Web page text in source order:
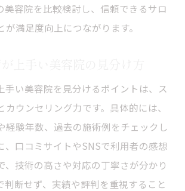
美容院を比較検討し、信頼できるサロ
が満足度向上につながります。
手い美容院を見分けるポイントは、ス
カウンセリング力です。具体的には、
経験年数、過去の施術例をチェックし
、口コミサイトやSNSで利用者の感想
、技術の高さや対応の丁寧さが分かり
判断せず、実績や評判を重視すること